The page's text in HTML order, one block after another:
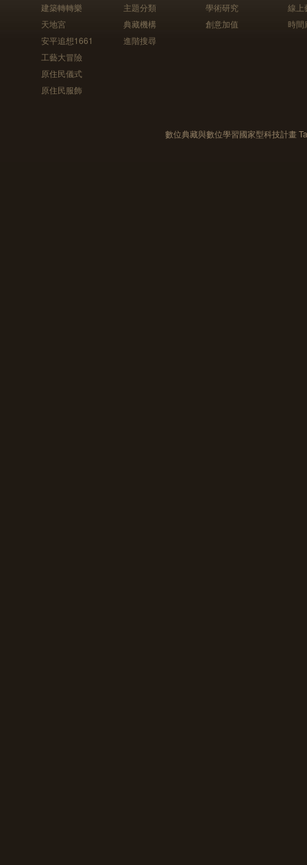
建築轉轉樂
天地宮
安平追想1661
工藝大冒險
原住民儀式
原住民服飾
主題分類
典藏機構
進階搜尋
學術研究
創意加值
線上
時間
數位典藏與數位學習國家型科技計畫